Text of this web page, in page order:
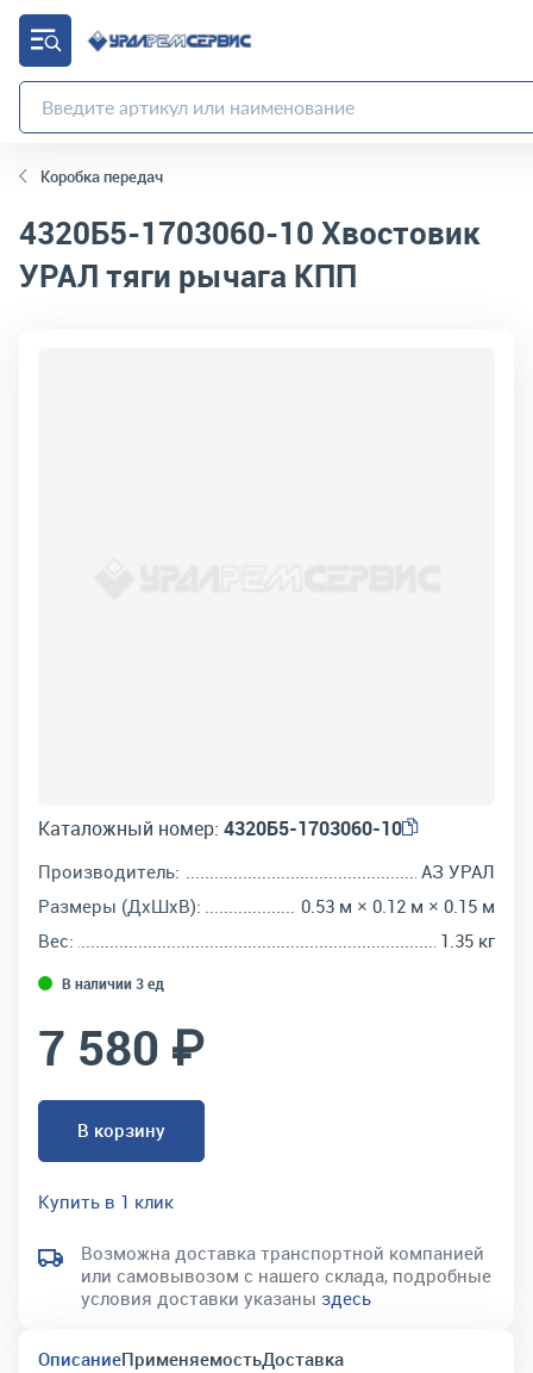
Коробка передач
4320Б5-1703060-10Хвостовик
УРАЛ тяги рычага КПП
Каталожный номер: 4320Б5-1703060-10
Производитель:
АЗ УРАЛ
Размеры (ДхШхВ):
0.53 м × 0.12 м × 0.15 м
Вес:
1.35 кг
В наличии 3 ед
7 580 ₽
В корзину
Купить в 1 клик
Возможна доставка транспортной компанией
или самовывозом с нашего склада, подробные
условия доставки указаны здесь
ОписаниеПрименяемостьДоставка